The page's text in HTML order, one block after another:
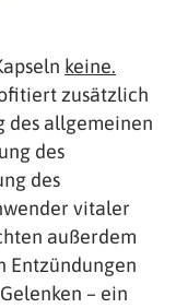
keine.
zusätzlich
des allgemeinen
des
des
vitaler
außerdem
Entzündungen
– ein